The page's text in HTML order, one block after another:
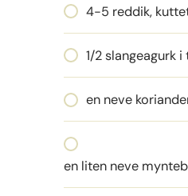
4-5 reddik,
1/2 slangeagurk
en neve
en liten neve